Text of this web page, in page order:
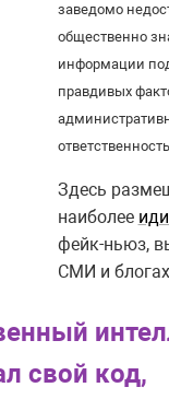
заведомо
общественно
информации
правдивых
Здесь
наиболее
фейк-ньюз,
СМИ и
свой код,